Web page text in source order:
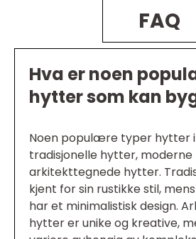
FAQ
Hva er noen
hytter som kan
Noen populære typer hytter
tradisjonelle hytter,
arkitekttegnede hytter.
kjent for sin rustikke stil,
har et minimalistisk design.
hytter er unike og kreative,